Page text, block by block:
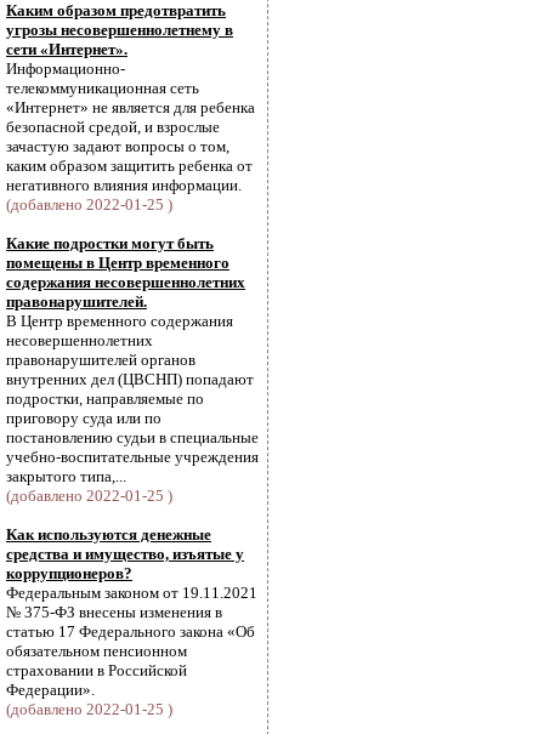
Каким образом предотвратить
угрозы несовершеннолетнему в
сети «Интернет».
Информационно-
телекоммуникационная сеть
«Интернет» не является для ребенка
безопасной средой, и взрослые
зачастую задают вопросы о том,
каким образом защитить ребенка от
негативного влияния информации.
(добавлено 2022-01-25 )
Какие подростки могут быть
помещены в Центр временного
содержания несовершеннолетних
правонарушителей.
В Центр временного содержания
несовершеннолетних
правонарушителей органов
внутренних дел (ЦВСНП) попадают
подростки, направляемые по
приговору суда или по
постановлению судьи в специальные
учебно-воспитательные учреждения
закрытого типа,...
(добавлено 2022-01-25 )
Как используются денежные
средства и имущество, изъятые у
коррупционеров?
Федеральным законом от 19.11.2021
№ 375-ФЗ внесены изменения в
статью 17 Федерального закона «Об
обязательном пенсионном
страховании в Российской
Федерации».
(добавлено 2022-01-25 )